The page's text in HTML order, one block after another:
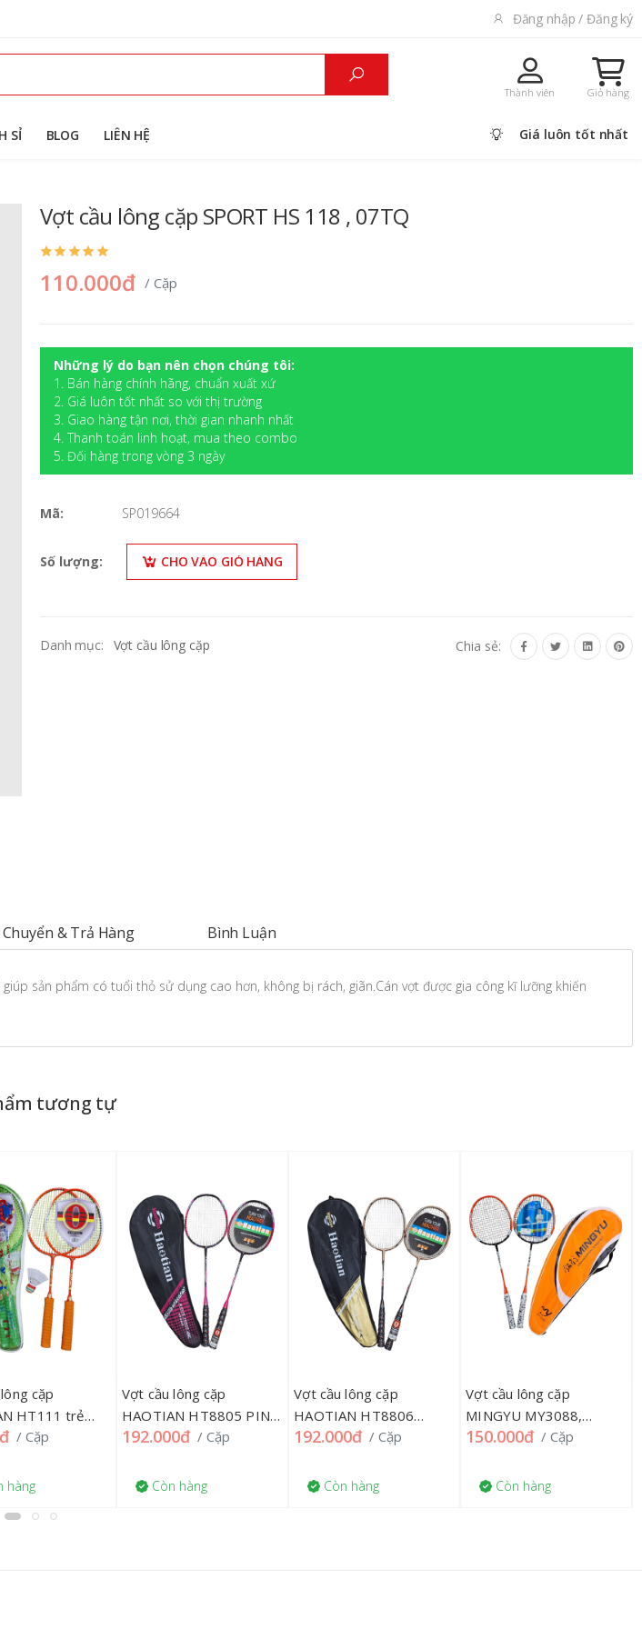
Đăng nhập / Đăng ký
Thành viên Giỏ hàng
SỈ BLOG LIÊN HỆ Giá luôn tốt nhất
Vợt cầu lông cặp SPORT HS 118 , 07TQ
110.000đ / Cặp
Những lý do bạn nên chọn chúng tôi:
1. Bán hàng chính hãng, chuẩn xuất xứ
2. Giá luôn tốt nhất so với thị trường
3. Giao hàng tận nơi, thời gian nhanh nhất
4. Thanh toán linh hoạt, mua theo combo
5. Đối hàng trong vòng 3 ngày
Mã: SP019664
Số lượng: CHO VÀO GIỎ HÀNG
Danh mục: Vợt cầu lông cặp Chia sẻ:
& Trả Hàng Bình Luận
sản phẩm có tuổi thỏ sử dụng cao hơn, không bị rách, giãn.Cán vợt được gia công kĩ lưỡng khiến
tương tự
cặp
HT111 trẻ
/ Cặp
hàng
Vợt cầu lông cặp
HAOTIAN HT8805 PINK
+ GREEN, 07TQ'''
192.000đ / Cặp
Còn hàng
Vợt cầu lông cặp
HAOTIAN HT8806
GOLD, 07TQ'''
192.000đ / Cặp
Còn hàng
Vợt cầu lông cặp
MINGYU MY3088,
182TQ'''
150.000đ / Cặp
Còn hàng